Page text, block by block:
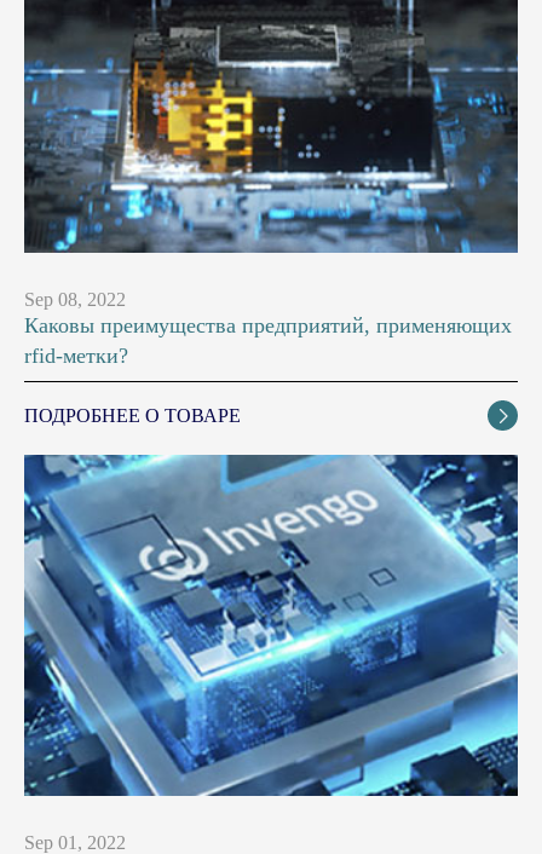
Sep 08, 2022
Каковы преимущества предприятий, применяющих
rfid-метки?
ПОДРОБНЕЕ О ТОВАРЕ 
Sep 01, 2022